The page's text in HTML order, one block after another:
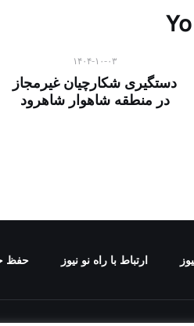
۱۴۰۴-۱۰-۰۳
دستگیری شکارچیان غیرمجاز
در منطقه شاهوار شاهرود
ارتباط با راه‌ نو نیوز حفظ